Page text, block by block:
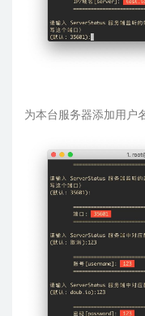
为本台服务器添加用户